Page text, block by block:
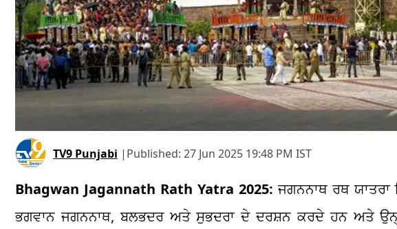
TV9 Punjabi | Published: 27 Jun 2025 19:48 PM IST
Bhagwan Jagannath Rath Yatra 2025: ਜਗਨਨਾਥ ਰਥ ਯਾਤਰਾ
ਭਗਵਾਨ ਜਗਨਨਾਥ, ਬਲਭਦਰ ਅਤੇ ਸੁਭਦਰਾ ਦੇ ਦਰਸ਼ਨ ਕਰਦੇ ਹਨ ਅਤੇ